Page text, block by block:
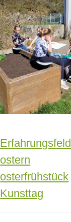
ostern
osterfrühstück
Kunsttag